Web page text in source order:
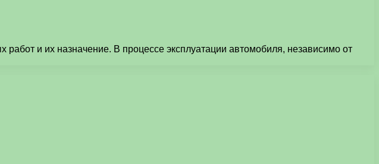
и их назначение. В процессе эксплуатации автомобиля, независимо от